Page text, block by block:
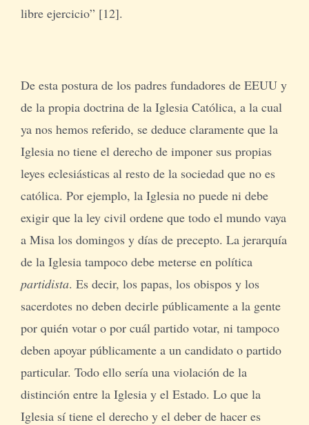
libre ejercicio” [12].
De esta postura de los padres fundadores de EEUU y
de la propia doctrina de la Iglesia Católica, a la cual
ya nos hemos referido, se deduce claramente que la
Iglesia no tiene el derecho de imponer sus propias
leyes eclesiásticas al resto de la sociedad que no es
católica. Por ejemplo, la Iglesia no puede ni debe
exigir que la ley civil ordene que todo el mundo vaya
a Misa los domingos y días de precepto. La jerarquía
de la Iglesia tampoco debe meterse en política
partidista. Es decir, los papas, los obispos y los
sacerdotes no deben decirle públicamente a la gente
por quién votar o por cuál partido votar, ni tampoco
deben apoyar públicamente a un candidato o partido
particular. Todo ello sería una violación de la
distinción entre la Iglesia y el Estado. Lo que la
Iglesia sí tiene el derecho y el deber de hacer es